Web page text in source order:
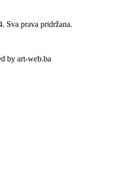
Sva prava pridržana.
by art-web.ba